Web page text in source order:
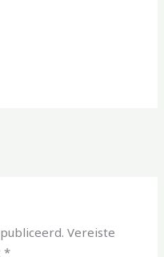
Vereiste
*